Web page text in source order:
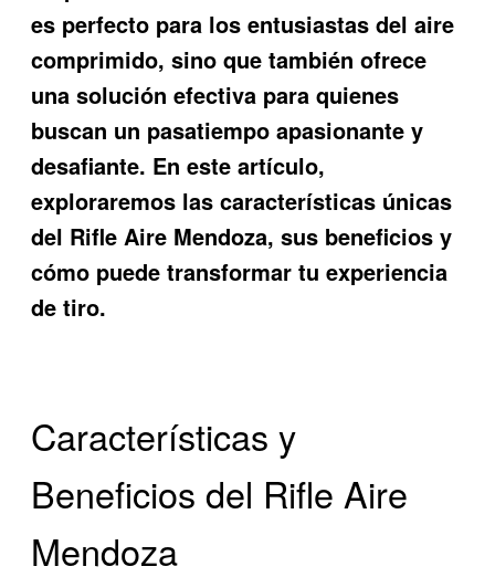
es perfecto para los entusiastas del aire
comprimido, sino que también ofrece
una solución efectiva para quienes
buscan un pasatiempo apasionante y
desafiante. En este artículo,
exploraremos las características únicas
del Rifle Aire Mendoza, sus beneficios y
cómo puede transformar tu experiencia
de tiro.
Características y
Beneficios del Rifle Aire
Mendoza